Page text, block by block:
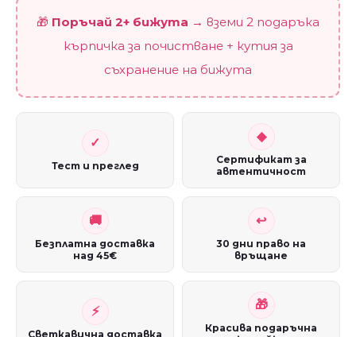
🎁 Поръчай 2+ бижута → вземи 2 подаръка
кърпичка за почистване + кутия за
съхранение на бижута
Тест и преглед
Сертификат за
автентичност
Безплатна доставка
над 45€
30 дни право на
връщане
Светкавична доставка
Красива подаръчна